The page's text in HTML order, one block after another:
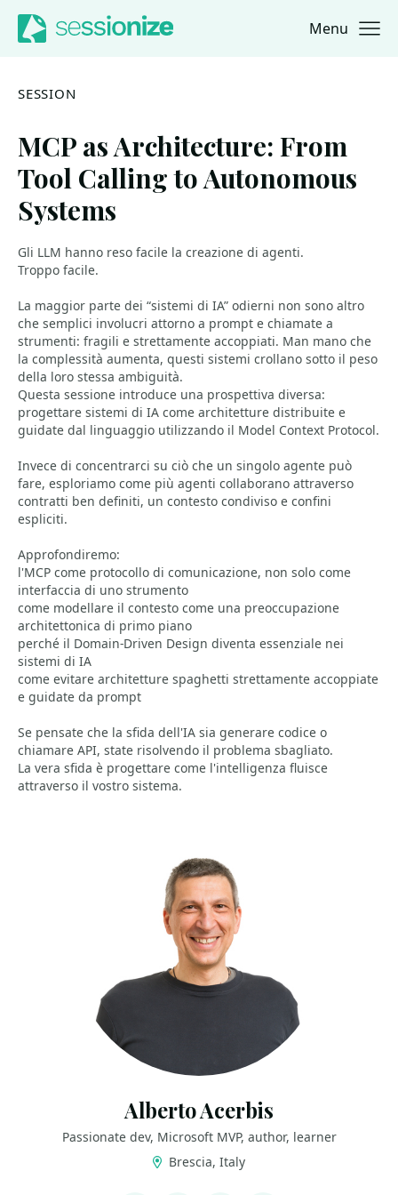
Jump to navigation
Jump to content Menu
SESSION
MCP as Architecture: From
Tool Calling to Autonomous
Systems
Gli LLM hanno reso facile la creazione di agenti.
Troppo facile.
La maggior parte dei “sistemi di IA” odierni non sono altro
che semplici involucri attorno a prompt e chiamate a
strumenti: fragili e strettamente accoppiati. Man mano che
la complessità aumenta, questi sistemi crollano sotto il peso
della loro stessa ambiguità.
Questa sessione introduce una prospettiva diversa:
progettare sistemi di IA come architetture distribuite e
guidate dal linguaggio utilizzando il Model Context Protocol.
Invece di concentrarci su ciò che un singolo agente può
fare, esploriamo come più agenti collaborano attraverso
contratti ben definiti, un contesto condiviso e confini
espliciti.
Approfondiremo:
l'MCP come protocollo di comunicazione, non solo come
interfaccia di uno strumento
come modellare il contesto come una preoccupazione
architettonica di primo piano
perché il Domain-Driven Design diventa essenziale nei
sistemi di IA
come evitare architetture spaghetti strettamente accoppiate
e guidate da prompt
Se pensate che la sfida dell'IA sia generare codice o
chiamare API, state risolvendo il problema sbagliato.
La vera sfida è progettare come l'intelligenza fluisce
attraverso il vostro sistema.
Alberto Acerbis
Passionate dev, Microsoft MVP, author, learner
Brescia, Italy